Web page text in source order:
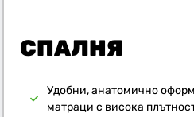
СПАЛНЯ
Удобни, анатомично
матраци с висока